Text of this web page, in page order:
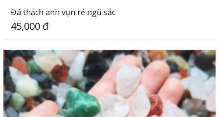
Đá thạch anh vụn rẻ ngũ sắc
45,000 đ